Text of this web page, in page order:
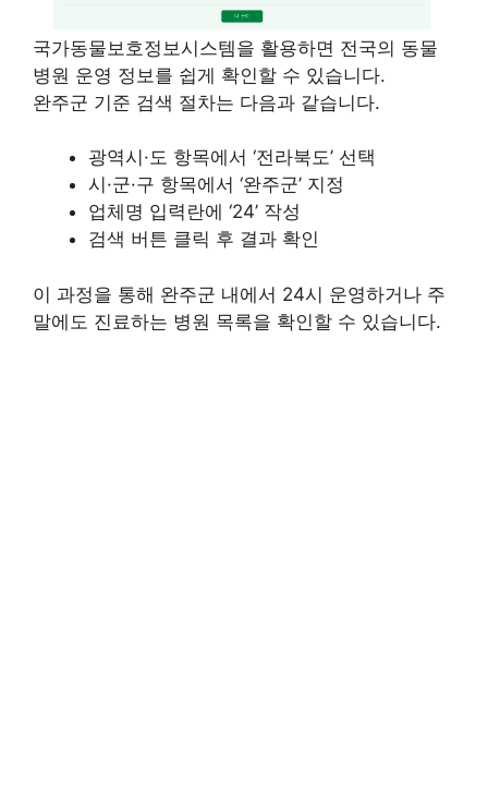
국가동물보호정보시스템을 활용하면 전국의 동물
병원 운영 정보를 쉽게 확인할 수 있습니다.
완주군 기준 검색 절차는 다음과 같습니다.
광역시·도 항목에서 ‘전라북도’ 선택
시·군·구 항목에서 ‘완주군’ 지정
업체명 입력란에 ‘24’ 작성
검색 버튼 클릭 후 결과 확인
이 과정을 통해 완주군 내에서 24시 운영하거나 주
말에도 진료하는 병원 목록을 확인할 수 있습니다.